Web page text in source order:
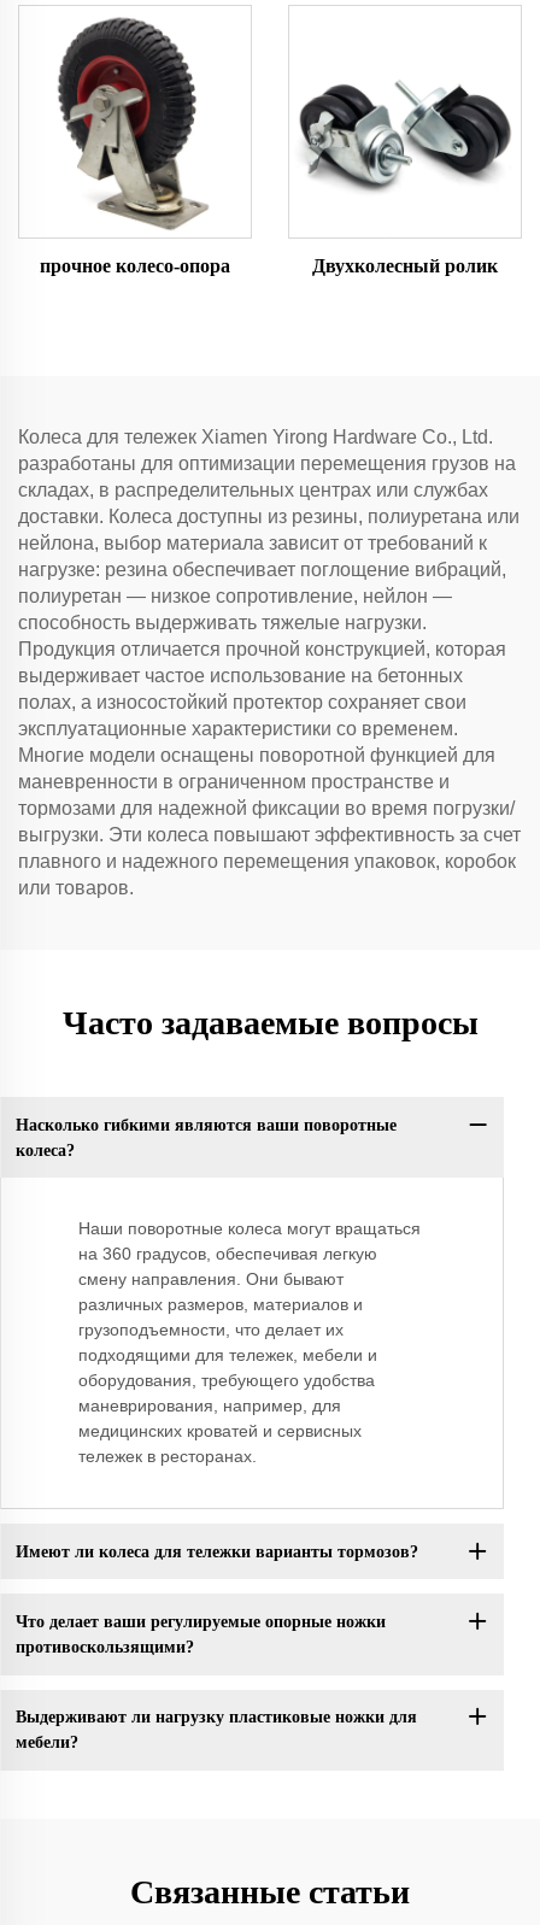
сплава
прочное колесо-опора Двухколесный ролик
Колеса для тележек Xiamen Yirong Hardware Co., Ltd.
разработаны для оптимизации перемещения грузов на
складах, в распределительных центрах или службах
доставки. Колеса доступны из резины, полиуретана или
нейлона, выбор материала зависит от требований к
нагрузке: резина обеспечивает поглощение вибраций,
полиуретан — низкое сопротивление, нейлон —
способность выдерживать тяжелые нагрузки.
Продукция отличается прочной конструкцией, которая
выдерживает частое использование на бетонных
полах, а износостойкий протектор сохраняет свои
эксплуатационные характеристики со временем.
Многие модели оснащены поворотной функцией для
маневренности в ограниченном пространстве и
тормозами для надежной фиксации во время погрузки/
выгрузки. Эти колеса повышают эффективность за счет
плавного и надежного перемещения упаковок, коробок
или товаров.
Часто задаваемые вопросы
Насколько гибкими являются ваши поворотные
колеса?
Наши поворотные колеса могут вращаться
на 360 градусов, обеспечивая легкую
смену направления. Они бывают
различных размеров, материалов и
грузоподъемности, что делает их
подходящими для тележек, мебели и
оборудования, требующего удобства
маневрирования, например, для
медицинских кроватей и сервисных
тележек в ресторанах.
Имеют ли колеса для тележки варианты тормозов?
Что делает ваши регулируемые опорные ножки
противоскользящими?
Выдерживают ли нагрузку пластиковые ножки для
мебели?
Связанные статьи